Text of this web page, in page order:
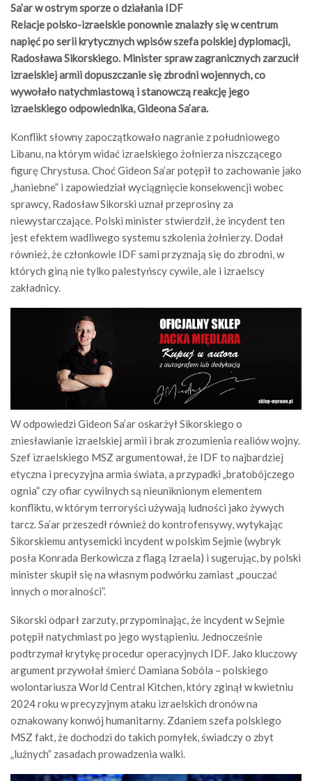
Sa’ar w ostrym sporze o działania IDF
Relacje polsko-izraelskie ponownie znalazły się w centrum
napięć po serii krytycznych wpisów szefa polskiej dyplomacji,
Radosława Sikorskiego. Minister spraw zagranicznych zarzucił
izraelskiej armii dopuszczanie się zbrodni wojennych, co
wywołało natychmiastową i stanowczą reakcję jego
izraelskiego odpowiednika, Gideona Sa’ara.
Konflikt słowny zapoczątkowało nagranie z południowego
Libanu, na którym widać izraelskiego żołnierza niszczącego
figurę Chrystusa. Choć Gideon Sa’ar potępił to zachowanie jako
„haniebne” i zapowiedział wyciągnięcie konsekwencji wobec
sprawcy, Radosław Sikorski uznał przeprosiny za
niewystarczające. Polski minister stwierdził, że incydent ten
jest efektem wadliwego systemu szkolenia żołnierzy. Dodał
również, że członkowie IDF sami przyznają się do zbrodni, w
których giną nie tylko palestyńscy cywile, ale i izraelscy
zakładnicy.
W odpowiedzi Gideon Sa’ar oskarżył Sikorskiego o
zniesławianie izraelskiej armii i brak zrozumienia realiów wojny.
Szef izraelskiego MSZ argumentował, że IDF to najbardziej
etyczna i precyzyjna armia świata, a przypadki „bratobójczego
ognia” czy ofiar cywilnych są nieuniknionym elementem
konfliktu, w którym terroryści używają ludności jako żywych
tarcz. Sa’ar przeszedł również do kontrofensywy, wytykając
Sikorskiemu antysemicki incydent w polskim Sejmie (wybryk
posła Konrada Berkowicza z flagą Izraela) i sugerując, by polski
minister skupił się na własnym podwórku zamiast „pouczać
innych o moralności”.
Sikorski odparł zarzuty, przypominając, że incydent w Sejmie
potępił natychmiast po jego wystąpieniu. Jednocześnie
podtrzymał krytykę procedur operacyjnych IDF. Jako kluczowy
argument przywołał śmierć Damiana Sobóla – polskiego
wolontariusza World Central Kitchen, który zginął w kwietniu
2024 roku w precyzyjnym ataku izraelskich dronów na
oznakowany konwój humanitarny. Zdaniem szefa polskiego
MSZ fakt, że dochodzi do takich pomyłek, świadczy o zbyt
„luźnych” zasadach prowadzenia walki.